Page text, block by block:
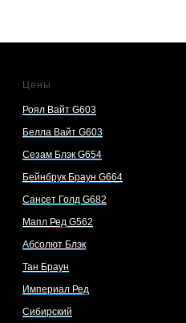
Цены
Роял Вайт G603
Белла Вайт G603
Сезам Блэк G654
Бейнбрук Браун G664
Сансет Голд G682
Мапл Ред G562
Абсолют Блэк
Тан Браун
Империал Ред
Сибирский